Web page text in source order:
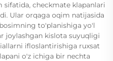
checkmate klapanlari
Ular orqaga oqim natijasida
to'planishiga yo'l
joylashgan kislota suyuqligi
ifloslantirishiga ruxsat
o'z ichiga bir nechta